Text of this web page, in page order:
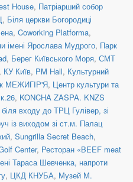
House, Патріарший собор
, Біля церкви Богородиці
, Coworking Platforma,
імені Ярослава Мудрого, Парк
, Берег Київського Моря, СМТ
, КУ Київ, PM Hall, Культурний
МЕЖИГІР'Я, Центр культури та
, KONCHA ZASPA. KNZS
біля входу до ТРЦ Гулівер, зі
із виходом зі ст.м. Палац
, Sungrilla Secret Beach,
Center, Ресторан «BEEF meat
Тараса Шевченка, напроти
, ЦКД КНУБА, Музей М.